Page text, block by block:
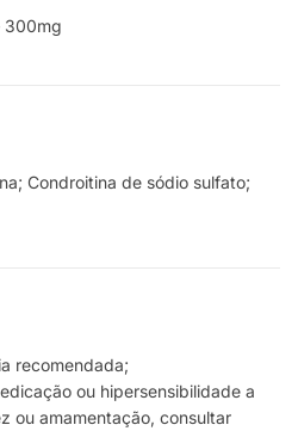
300mg
Condroitina de sódio sulfato;
recomendada;
ou hipersensibilidade a
ou amamentação, consultar